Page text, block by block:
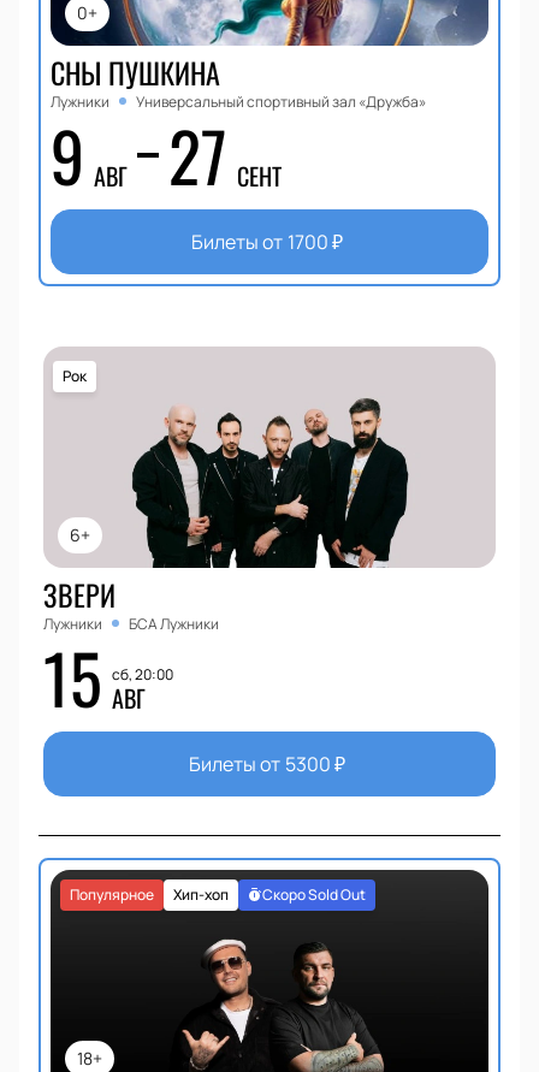
0+
СНЫ ПУШКИНА
Лужники Универсальный спортивный зал «Дружба»
9 АВГ 27 СЕНТ
Билеты от 1700₽
6+
Рок
ЗВЕРИ
Лужники БСА Лужники
15 сб, 20:00
АВГ
Билеты от 5300₽
18+
Хип-хоп
Популярное Скоро Sold Out